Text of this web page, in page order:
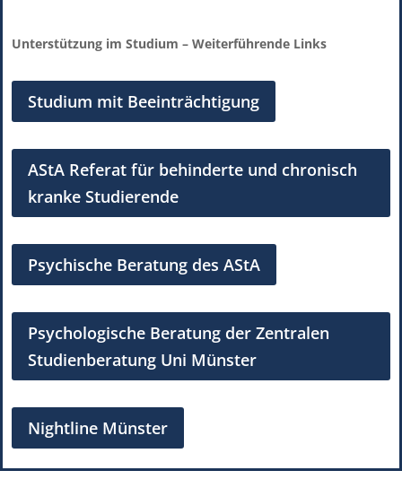
Unterstützung im Studium – Weiterführende Links
Studium mit Beeinträchtigung
AStA Referat für behinderte und chronisch
kranke Studierende
Psychische Beratung des AStA
Psychologische Beratung der Zentralen
Studienberatung Uni Münster
Nightline Münster